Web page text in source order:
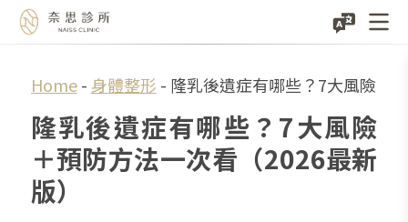
content
Home- 身體整形 - 隆乳後遺症有哪些？7大風險＋
隆乳後遺症有哪些？7大風險
＋預防方法一次看（2026最新
版）